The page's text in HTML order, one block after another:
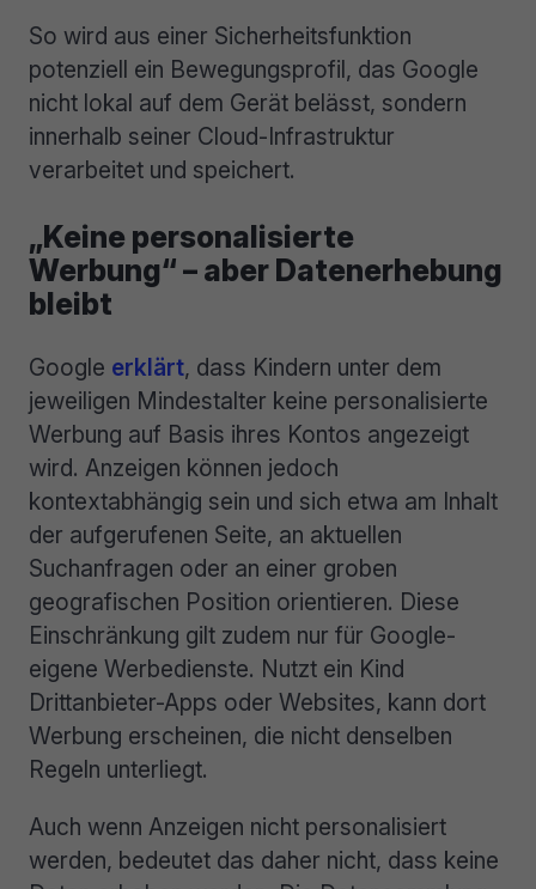
So wird aus einer Sicherheitsfunktion
potenziell ein Bewegungsprofil, das Google
nicht lokal auf dem Gerät belässt, sondern
innerhalb seiner Cloud-Infrastruktur
verarbeitet und speichert.
„Keine personalisierte
Werbung“ – aber Datenerhebung
bleibt
Google erklärt, dass Kindern unter dem
jeweiligen Mindestalter keine personalisierte
Werbung auf Basis ihres Kontos angezeigt
wird. Anzeigen können jedoch
kontextabhängig sein und sich etwa am Inhalt
der aufgerufenen Seite, an aktuellen
Suchanfragen oder an einer groben
geografischen Position orientieren. Diese
Einschränkung gilt zudem nur für Google-
eigene Werbedienste. Nutzt ein Kind
Drittanbieter-Apps oder Websites, kann dort
Werbung erscheinen, die nicht denselben
Regeln unterliegt.
Auch wenn Anzeigen nicht personalisiert
werden, bedeutet das daher nicht, dass keine